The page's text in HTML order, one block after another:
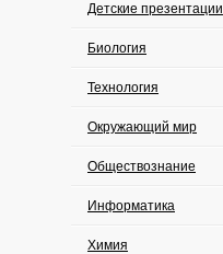
Детские презентации
Биология
Технология
Окружающий мир
Обществознание
Информатика
Химия